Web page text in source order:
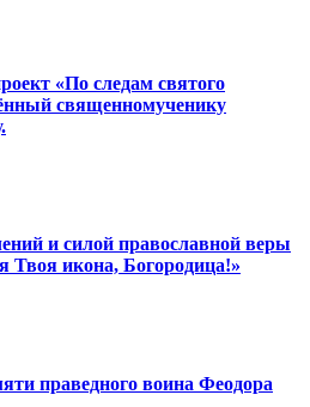
«По следам святого
священномученику
и силой православной веры
Твоя икона, Богородица!»
праведного воина Феодора